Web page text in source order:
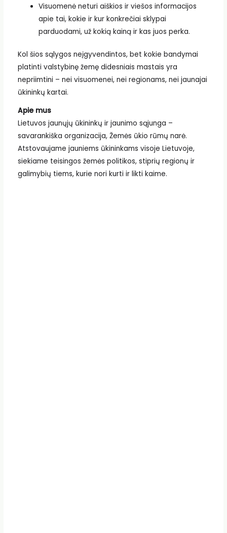
Visuomenė neturi aiškios ir viešos informacijos
apie tai, kokie ir kur konkrečiai sklypai
parduodami, už kokią kainą ir kas juos perka.
Kol šios sąlygos neįgyvendintos, bet kokie bandymai
platinti valstybinę žemę didesniais mastais yra
nepriimtini – nei visuomenei, nei regionams, nei jaunajai
ūkininkų kartai.
Apie mus
Lietuvos jaunųjų ūkininkų ir jaunimo sąjunga –
savarankiška organizacija, Žemės ūkio rūmų narė.
Atstovaujame jauniems ūkininkams visoje Lietuvoje,
siekiame teisingos žemės politikos, stiprių regionų ir
galimybių tiems, kurie nori kurti ir likti kaime.